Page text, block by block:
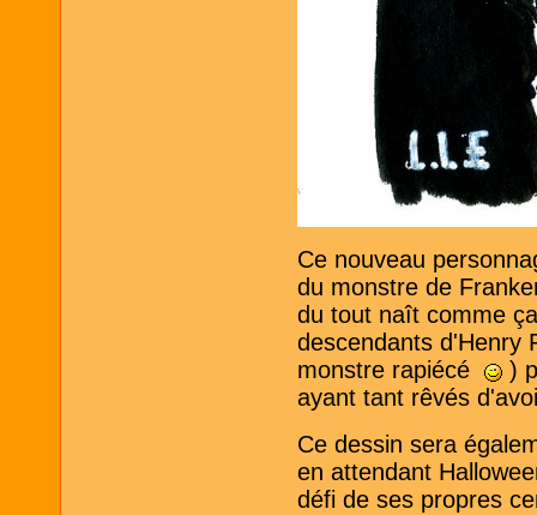
Ce nouveau
du monstre de
du tout naît comme
descendants d'Henry
monstre rapiécé
)
ayant tant rêvés
Ce dessin sera
en attendant
défi de ses propres